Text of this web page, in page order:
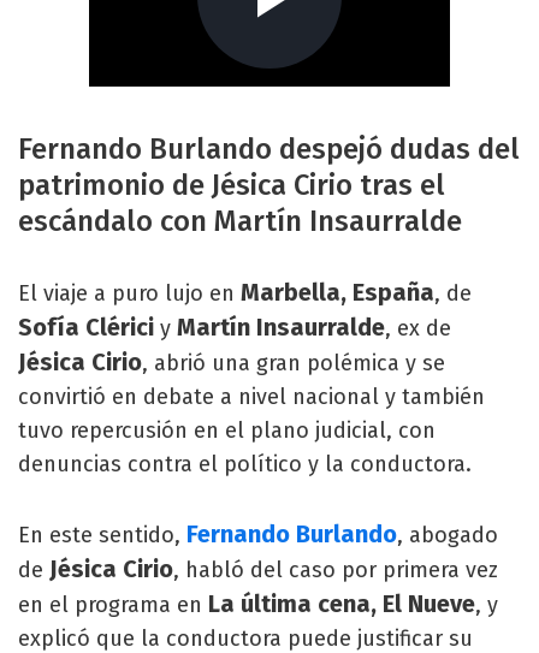
Fernando Burlando despejó dudas del
patrimonio de Jésica Cirio tras el
escándalo con Martín Insaurralde
El viaje a puro lujo en Marbella, España, de
Sofía Clérici y Martín Insaurralde, ex de
Jésica Cirio, abrió una gran polémica y se
convirtió en debate a nivel nacional y también
tuvo repercusión en el plano judicial, con
denuncias contra el político y la conductora.
En este sentido, Fernando Burlando, abogado
de Jésica Cirio, habló del caso por primera vez
en el programa en La última cena, El Nueve, y
explicó que la conductora puede justificar su